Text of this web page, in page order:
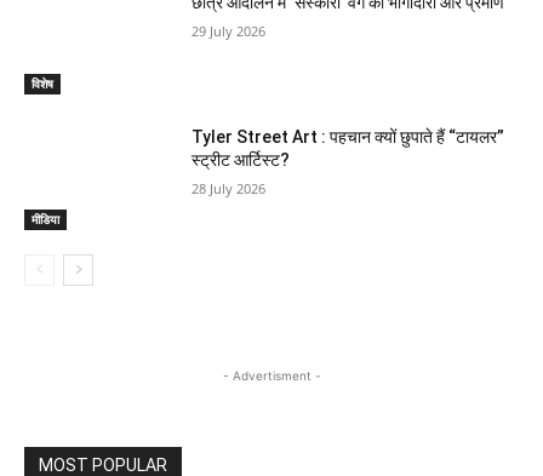
विशेष
29 July 2026
मीडिया
Tyler Street Art : पहचान क्यों छुपाते हैं “टायलर”
स्ट्रीट आर्टिस्ट?
28 July 2026
- Advertisment -
MOST POPULAR